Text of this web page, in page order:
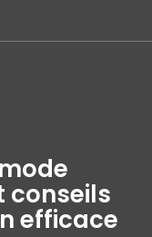
conseils
efficace